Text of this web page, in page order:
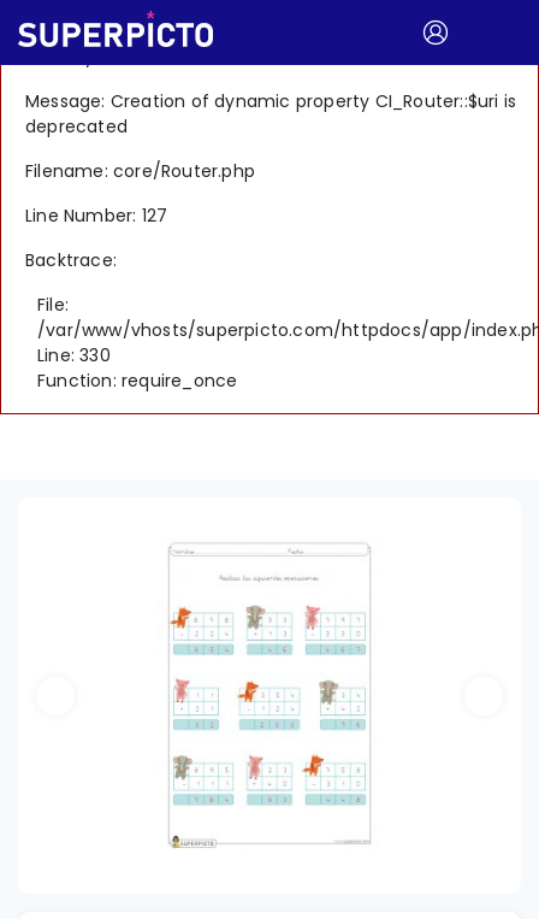
A PHP Error was encountered
Message: Creation of dynamic property CI_Router::$uri is
deprecated
Filename: core/Router.php
Line Number: 127
Backtrace:
File:
/var/www/vhosts/superpicto.com/httpdocs/app/
Line: 330
Function: require_once